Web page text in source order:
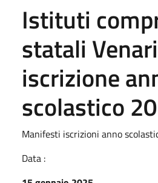
Istituti
statali
iscrizione
scolastico
Manifesti iscrizioni anno
Data :